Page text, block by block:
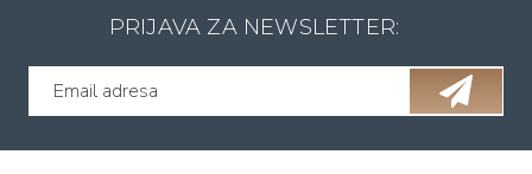
PRIJAVA ZA NEWSLETTER: